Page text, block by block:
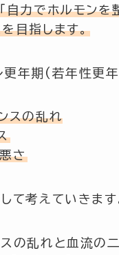
「自力でホルモンを
目指します。
更年期(若年性更
スの乱れ
さ
て考えていきます
の乱れと血流の